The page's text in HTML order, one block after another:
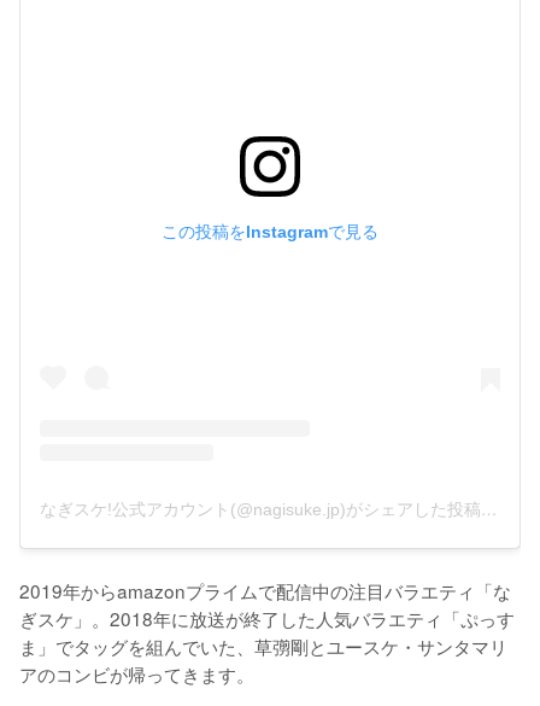
この投稿をInstagramで見る
なぎスケ!公式アカウント(@nagisuke.jp)がシェアした投稿
-
2019年からamazonプライムで配信中の注目バラエティ「な
ぎスケ」。2018年に放送が終了した人気バラエティ「ぷっす
ま」でタッグを組んでいた、草彅剛とユースケ・サンタマリ
アのコンビが帰ってきます。